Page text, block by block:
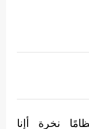
نخرة أإنا